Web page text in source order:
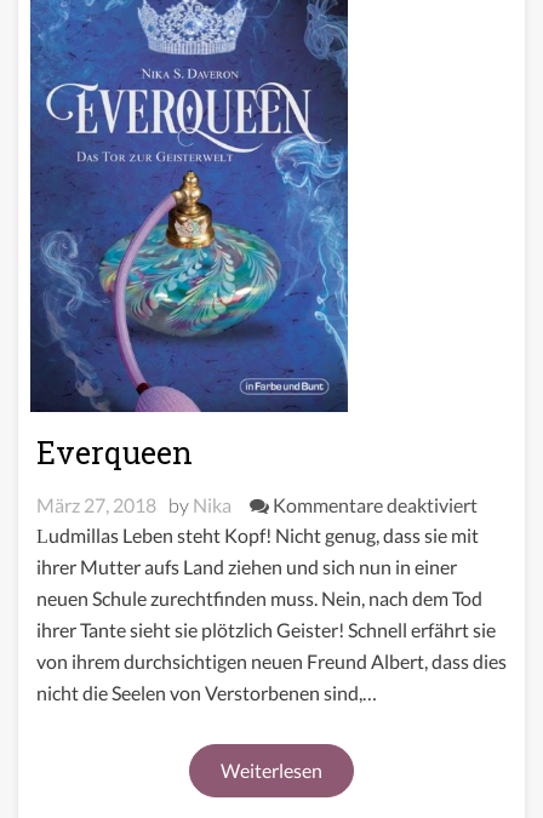
Everqueen
März 27, 2018 by Nika Kommentare deaktiviertfür
Ludmillas Leben steht Kopf! Nicht genug, dass sie mit
ihrer Mutter aufs Land ziehen und sich nun in einer
neuen Schule zurechtfinden muss. Nein, nach dem Tod
ihrer Tante sieht sie plötzlich Geister! Schnell erfährt sie
von ihrem durchsichtigen neuen Freund Albert, dass dies
nicht die Seelen von Verstorbenen sind,…
Weiterlesen